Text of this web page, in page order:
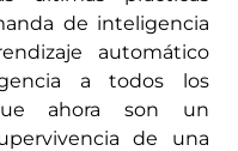
de inteligencia
automático
a todos los
ahora son un
de una